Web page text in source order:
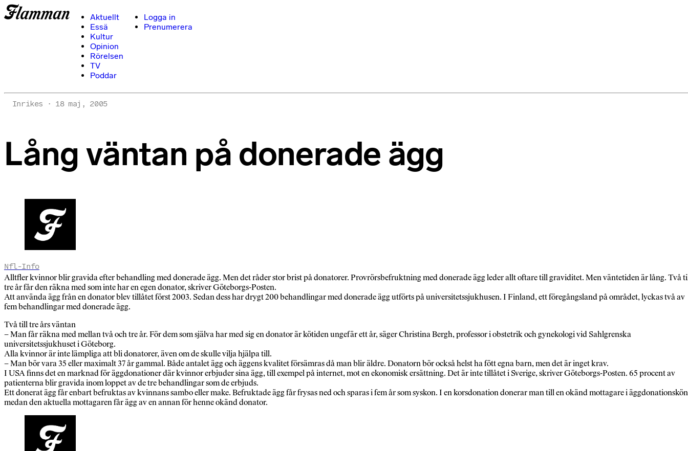
Aktuellt
Essä
Kultur
Opinion
Rörelsen
TV
Poddar
Logga in
Prenumerera
Inrikes 18 maj, 2005
Lång väntan på donerade ägg
Nfl-Info
Alltfler kvinnor blir gravida efter behandling med donerade ägg. Men det råder stor brist på donatorer. Provrörsbefruktning med donerade ägg leder allt oftare till graviditet. Men väntetiden är lång. Två
tre år får den räkna med som inte har en egen donator, skriver Göteborgs-Posten.
Att använda ägg från en donator blev tillåtet först 2003. Sedan dess har drygt 200 behandlingar med donerade ägg utförts på universitetssjukhusen. I Finland, ett föregångsland på området, lyckas två av
fem behandlingar med donerade ägg.
Två till tre års väntan
– Man får räkna med mellan två och tre år. För dem som själva har med sig en donator är kötiden ungefär ett år, säger Christina Bergh, professor i obstetrik och gynekologi vid Sahlgrenska
universitetssjukhuset i Göteborg.
Alla kvinnor är inte lämpliga att bli donatorer, även om de skulle vilja hjälpa till.
– Man bör vara 35 eller maximalt 37 år gammal. Både antalet ägg och äggens kvalitet försämras då man blir äldre. Donatorn bör också helst ha fött egna barn, men det är inget krav.
I USA finns det en marknad för äggdonationer där kvinnor erbjuder sina ägg, till exempel på internet, mot en ekonomisk ersättning. Det är inte tillåtet i Sverige, skriver Göteborgs-Posten. 65 procent av
patienterna blir gravida inom loppet av de tre behandlingar som de erbjuds.
Ett donerat ägg får enbart befruktas av kvinnans sambo eller make. Befruktade ägg får frysas ned och sparas i fem år som syskon. I en korsdonation donerar man till en okänd mottagare i äggdonationskön
medan den aktuella mottagaren får ägg av en annan för henne okänd donator.